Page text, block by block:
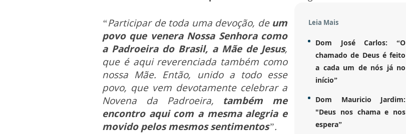
Leia Mais
Dom José Carlos: “O
chamado de Deus é feito
a cada um de nós já no
início”
Dom Mauricio Jardim:
"Deus nos chama e nos
espera”
“Participar de toda uma devoção, de um
povo que venera Nossa Senhora como
a Padroeira do Brasil, a Mãe de Jesus,
que é aqui reverenciada também como
nossa Mãe. Então, unido a todo esse
povo, que vem devotamente celebrar a
Novena da Padroeira, também me
encontro aqui com a mesma alegria e
movido pelos mesmos sentimentos”.